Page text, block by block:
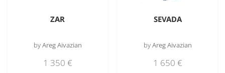
ZAR
byAreg Aivazian
1 350 €
SEVADA
byAreg Aivazian
1 650 €